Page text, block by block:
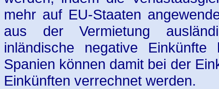
mehr auf EU-Staaten
aus der Vermietung
inländische negative
Spanien können damit bei der
Einkünften verrechnet werden.